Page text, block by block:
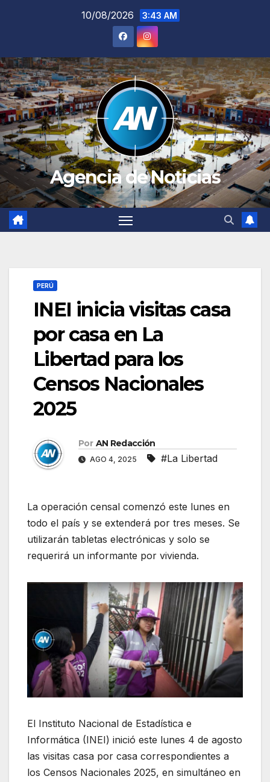
10/08/2026 3:43 AM
Agencia de Noticias
PERÚ
INEI inicia visitas casa
por casa en La
Libertad para los
Censos Nacionales
2025
Por AN Redacción
AGO 4, 2025 #La Libertad
La operación censal comenzó este lunes en
todo el país y se extenderá por tres meses. Se
utilizarán tabletas electrónicas y solo se
requerirá un informante por vivienda.
El Instituto Nacional de Estadística e
Informática (INEI) inició este lunes 4 de agosto
las visitas casa por casa correspondientes a
los Censos Nacionales 2025, en simultáneo en